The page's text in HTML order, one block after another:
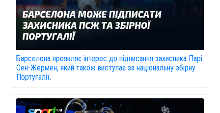
Барселона проявляє інтерес до підписання захисника Парі
Сен-Жермен, який також виступає за національну збірну
Португалії.